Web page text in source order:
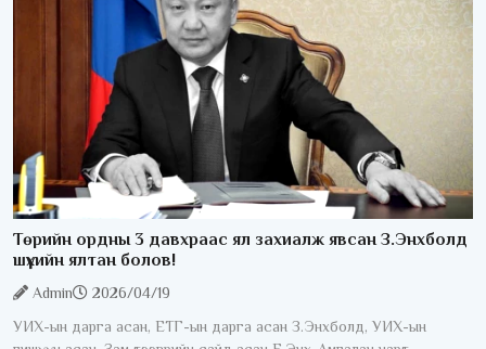
Төрийн ордны 3 давхраас ял захиалж явсан З.Энхболд
шүүхийн ялтан болов!
Admin
2026/04/19
УИХ-ын дарга асан, ЕТГ-ын дарга асан З.Энхболд, УИХ-ын